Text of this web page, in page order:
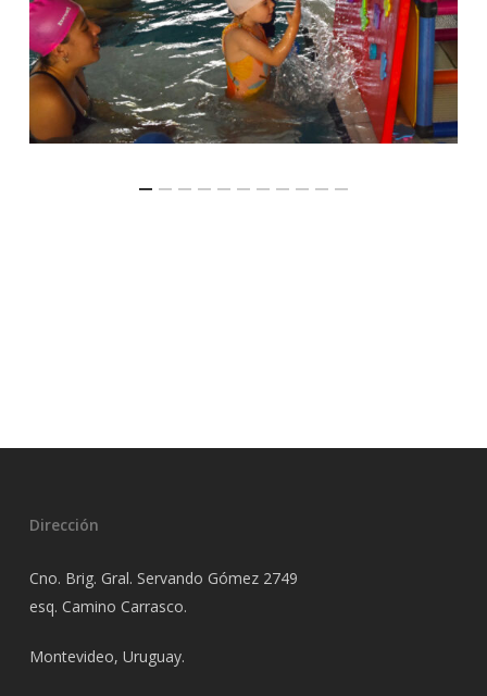
Dirección
Cno. Brig. Gral. Servando Gómez 2749
esq. Camino Carrasco.
Montevideo, Uruguay.